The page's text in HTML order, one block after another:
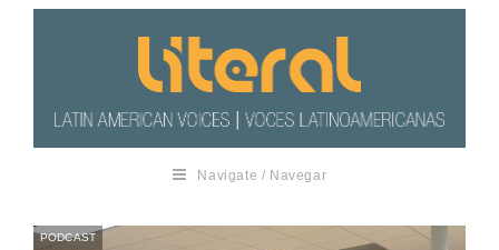
Navigate / Navegar
PODCAST